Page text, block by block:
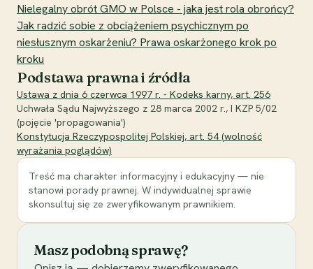
Nielegalny obrót GMO w Polsce - jaka jest rola obrońcy?
Jak radzić sobie z obciążeniem psychicznym po
niesłusznym oskarżeniu? Prawa oskarżonego krok po
kroku
Podstawa prawna i źródła
Ustawa z dnia 6 czerwca 1997 r. - Kodeks karny, art. 256
Uchwała Sądu Najwyższego z 28 marca 2002 r., I KZP 5/02
(pojęcie 'propagowania')
Konstytucja Rzeczypospolitej Polskiej, art. 54 (wolność
wyrażania poglądów)
Treść ma charakter informacyjny i edukacyjny — nie
stanowi porady prawnej. W indywidualnej sprawie
skonsultuj się ze zweryfikowanym prawnikiem.
Masz podobną sprawę?